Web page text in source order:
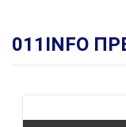
011INFO